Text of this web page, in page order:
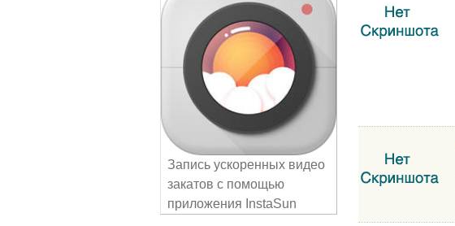
Запись ускоренных видео
закатов с помощью
приложения InstaSun